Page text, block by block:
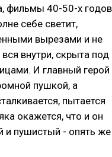
фильмы 40-50-х
себе светит,
вырезами и не
внутри, скрыта под
И главный герой
пушкой, а
пытается
окажется, что и он
и пушистый - опять же